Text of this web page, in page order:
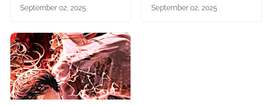
September 02, 2025 September 02, 2025